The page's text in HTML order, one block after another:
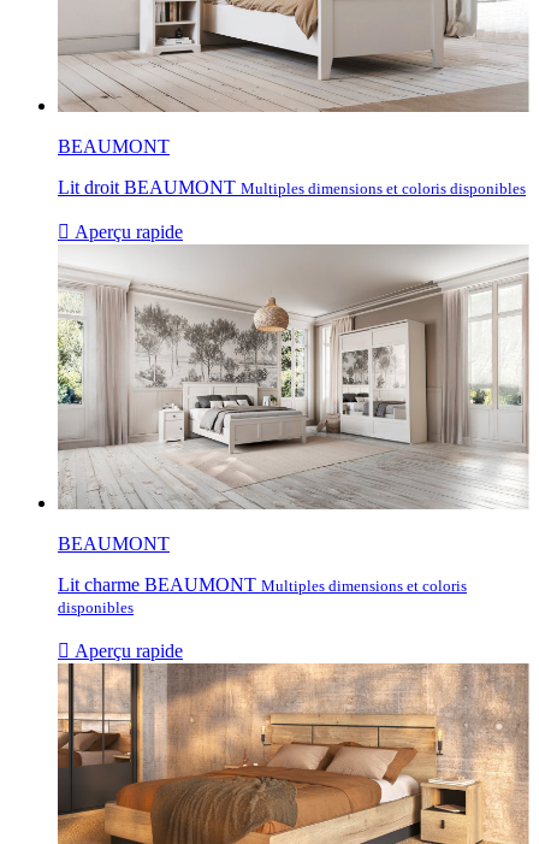
BEAUMONT
Lit droit BEAUMONT Multiples dimensions et coloris disponibles
 Aperçu rapide
BEAUMONT
Lit charme BEAUMONT Multiples dimensions et coloris
disponibles
 Aperçu rapide